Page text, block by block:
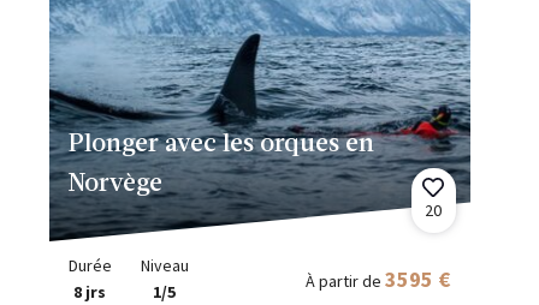
Plonger avec les orques en
Norvège
20
Durée
8 jrs
Niveau
1/5
À partir de 3595 €